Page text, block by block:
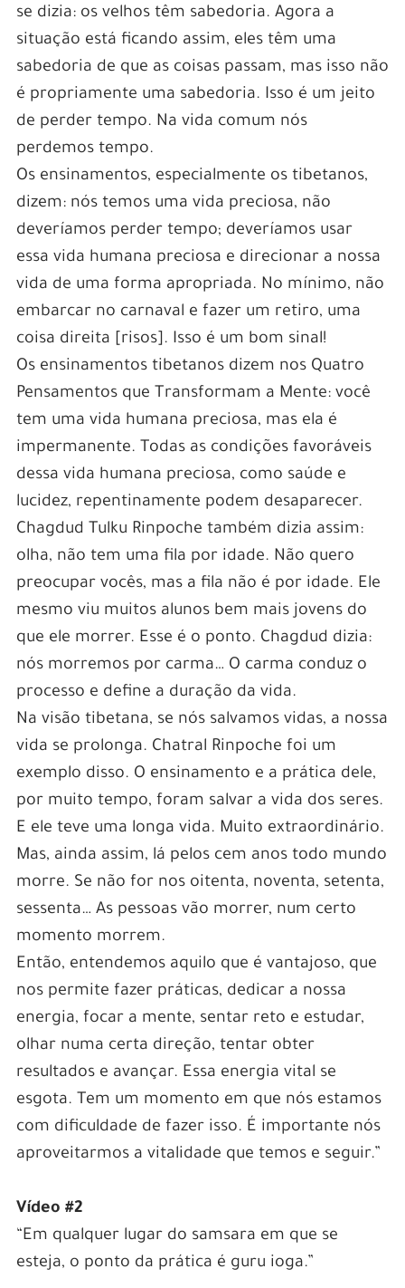
se dizia: os velhos têm sabedoria. Agora a
situação está ficando assim, eles têm uma
sabedoria de que as coisas passam, mas isso não
é propriamente uma sabedoria. Isso é um jeito
de perder tempo. Na vida comum nós
perdemos tempo.
Os ensinamentos, especialmente os tibetanos,
dizem: nós temos uma vida preciosa, não
deveríamos perder tempo; deveríamos usar
essa vida humana preciosa e direcionar a nossa
vida de uma forma apropriada. No mínimo, não
embarcar no carnaval e fazer um retiro, uma
coisa direita [risos]. Isso é um bom sinal!
Os ensinamentos tibetanos dizem nos Quatro
Pensamentos que Transformam a Mente: você
tem uma vida humana preciosa, mas ela é
impermanente. Todas as condições favoráveis
dessa vida humana preciosa, como saúde e
lucidez, repentinamente podem desaparecer.
Chagdud Tulku Rinpoche também dizia assim:
olha, não tem uma fila por idade. Não quero
preocupar vocês, mas a fila não é por idade. Ele
mesmo viu muitos alunos bem mais jovens do
que ele morrer. Esse é o ponto. Chagdud dizia:
nós morremos por carma… O carma conduz o
processo e define a duração da vida.
Na visão tibetana, se nós salvamos vidas, a nossa
vida se prolonga. Chatral Rinpoche foi um
exemplo disso. O ensinamento e a prática dele,
por muito tempo, foram salvar a vida dos seres.
E ele teve uma longa vida. Muito extraordinário.
Mas, ainda assim, lá pelos cem anos todo mundo
morre. Se não for nos oitenta, noventa, setenta,
sessenta… As pessoas vão morrer, num certo
momento morrem.
Então, entendemos aquilo que é vantajoso, que
nos permite fazer práticas, dedicar a nossa
energia, focar a mente, sentar reto e estudar,
olhar numa certa direção, tentar obter
resultados e avançar. Essa energia vital se
esgota. Tem um momento em que nós estamos
com dificuldade de fazer isso. É importante nós
aproveitarmos a vitalidade que temos e seguir.”
Vídeo #2
“Em qualquer lugar do samsara em que se
esteja, o ponto da prática é guru ioga.”